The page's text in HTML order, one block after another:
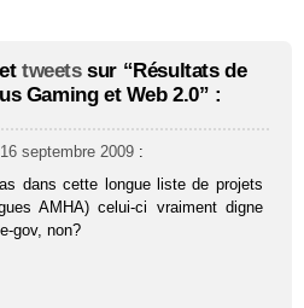
tweetssur “Résultats de
Gaming et Web 2.0” :
septembre 2009 :
dans cette longue liste de projets
AMHA) celui-ci vraiment digne
gov, non?